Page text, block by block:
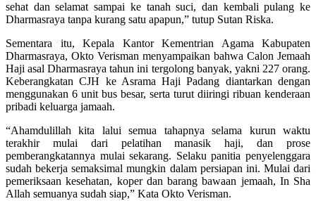
sehat dan selamat sampai ke tanah suci, dan kembali pulang ke
Dharmasraya tanpa kurang satu apapun,” tutup Sutan Riska.
Sementara itu, Kepala Kantor Kementrian Agama Kabupaten
Dharmasraya, Okto Verisman menyampaikan bahwa Calon Jemaah
Haji asal Dharmasraya tahun ini tergolong banyak, yakni 227 orang.
Keberangkatan CJH ke Asrama Haji Padang diantarkan dengan
menggunakan 6 unit bus besar, serta turut diiringi ribuan kenderaan
pribadi keluarga jamaah.
“Ahamdulillah kita lalui semua tahapnya selama kurun waktu
terakhir mulai dari pelatihan manasik haji, dan prose
pemberangkatannya mulai sekarang. Selaku panitia penyelenggara
sudah bekerja semaksimal mungkin dalam persiapan ini. Mulai dari
pemeriksaan kesehatan, koper dan barang bawaan jemaah, In Sha
Allah semuanya sudah siap,” Kata Okto Verisman.